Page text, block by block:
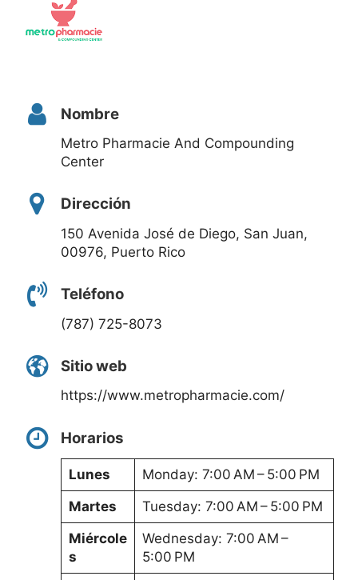
Nombre
Metro Pharmacie And Compounding
Center
Dirección
150 Avenida José de Diego, San Juan,
00976, Puerto Rico
Teléfono
(787) 725-8073
Sitio web
https://www.metropharmacie.com/
Horarios
Lunes
Monday: 7:00 AM – 5:00 PM
Martes
Tuesday: 7:00 AM – 5:00 PM
Miércole
s
Wednesday: 7:00 AM –
5:00 PM